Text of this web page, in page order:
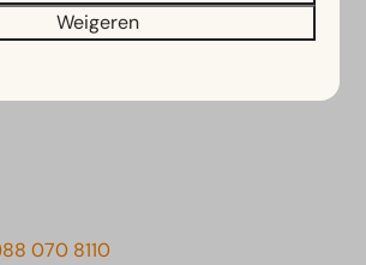
van Amsterdam
070 8110
Weigeren